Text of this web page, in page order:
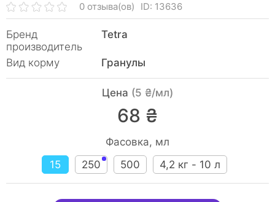
0 отзыва(ов) ID: 13636
Бренд
производитель
Tetra
Вид корму Гранулы
Цена (5 ₴/мл)
68 ₴
Фасовка, мл
15
250 500 4,2 кг - 10 л